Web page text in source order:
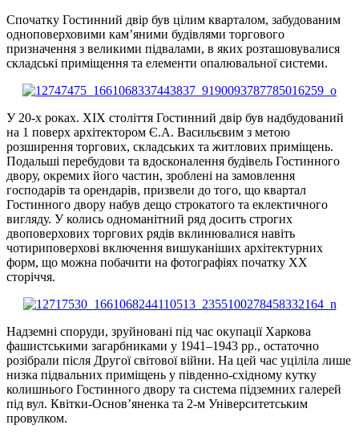
Спочатку Гостинний двір був цілим кварталом, забудованим
одноповерховими кам’яними будівлями торгового
призначення з великими підвалами, в яких розташовувалися
складські приміщення та елементи опалювальної системи.
У 20-х роках. XIX століття Гостинний двір був надбудований
на 1 поверх архітектором Є.А. Васильєвим з метою
розширення торгових, складських та житлових приміщень.
Подальші перебудови та вдосконалення будівель Гостинного
двору, окремих його частин, зроблені на замовлення
господарів та орендарів, призвели до того, що квартал
Гостинного двору набув дещо строкатого та еклектичного
вигляду. У колись одноманітний ряд досить строгих
двоповерхових торгових рядів вклинювалися навіть
чотириповерхові включення вишуканіших архітектурних
форм, що можна побачити на фотографіях початку XX
сторіччя.
Надземні споруди, зруйновані під час окупації Харкова
фашистськими загарбниками у 1941–1943 рр., остаточно
розібрали після Другої світової війни. На цей час уціліла лише
низка підвальних приміщень у південно-східному кутку
колишнього Гостинного двору та система підземних галерей
під вул. Квітки-Основ’яненка та 2-м Університетським
провулком.